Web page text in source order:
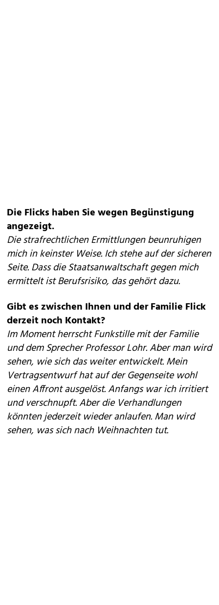
Die Flicks haben Sie wegen Begünstigung
angezeigt.
Die strafrechtlichen Ermittlungen beunruhigen
mich in keinster Weise. Ich stehe auf der sicheren
Seite. Dass die Staatsanwaltschaft gegen mich
ermittelt ist Berufsrisiko, das gehört dazu.
Gibt es zwischen Ihnen und der Familie Flick
derzeit noch Kontakt?
Im Moment herrscht Funkstille mit der Familie
und dem Sprecher Professor Lohr. Aber man wird
sehen, wie sich das weiter entwickelt. Mein
Vertragsentwurf hat auf der Gegenseite wohl
einen Affront ausgelöst. Anfangs war ich irritiert
und verschnupft. Aber die Verhandlungen
könnten jederzeit wieder anlaufen. Man wird
sehen, was sich nach Weihnachten tut.